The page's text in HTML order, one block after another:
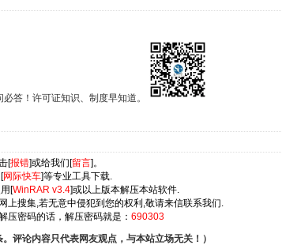
答！许可证知识、制度早知道。
[报错]或给我们[留言]。
网际快车]等专业工具下载.
[WinRAR v3.4]或以上版本解压本站软件.
上搜集,若无意中侵犯到您的权利,敬请来信联系我们.
压密码的话，解压密码就是： 690303
。评论内容只代表网友观点，与本站立场无关！）